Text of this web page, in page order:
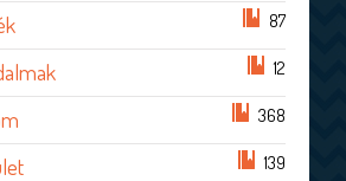
87
12
368
139